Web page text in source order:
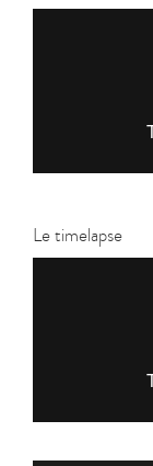
Le timelapse